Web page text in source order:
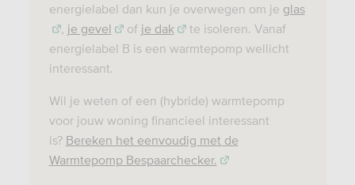
energielabel dan kun je overwegen om je glas
, je gevel of je dak
te isoleren. Vanaf
energielabel B is een warmtepomp wellicht
interessant.
Wil je weten of een (hybride) warmtepomp
voor jouw woning financieel interessant
is? Bereken het eenvoudig met de
Warmtepomp Bespaarchecker.